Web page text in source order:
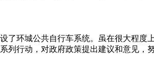
了环城公共自行车系统。虽在很大程度
列行动，对政府政策提出建议和意见